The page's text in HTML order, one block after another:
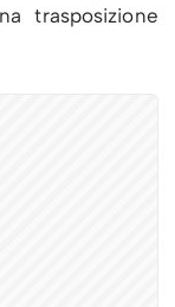
trasposizione